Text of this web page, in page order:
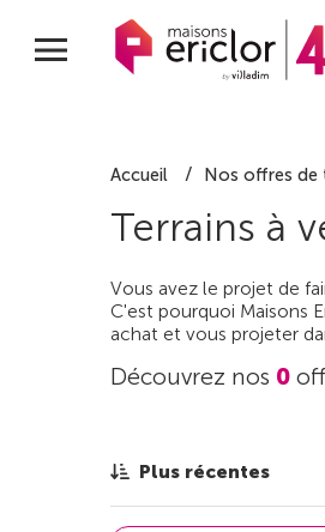
Accueil Nos offres de
Terrains à
Vous avez le projet de
C'est pourquoi Maisons
achat et vous projeter
Découvrez nos 0
Plus récentes